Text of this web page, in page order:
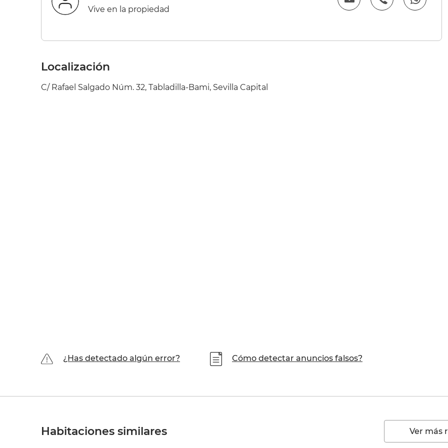
Vive en la propiedad
Localización
C/ Rafael Salgado Núm. 32, Tabladilla-Bami, Sevilla Capital
¿Has detectado algún error? Cómo detectar anuncios falsos?
Habitaciones similares Ver más